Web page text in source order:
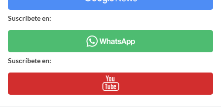
Suscríbete en:
Suscríbete en: